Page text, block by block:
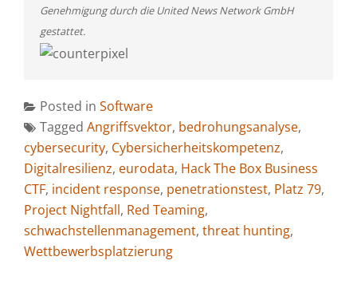
Genehmigung durch die United News Network GmbH
gestattet.
Posted in Software
Tagged Angriffsvektor, bedrohungsanalyse,
cybersecurity, Cybersicherheitskompetenz,
Digitalresilienz, eurodata, Hack The Box Business
CTF, incident response, penetrationstest, Platz 79,
Project Nightfall, Red Teaming,
schwachstellenmanagement, threat hunting,
Wettbewerbsplatzierung